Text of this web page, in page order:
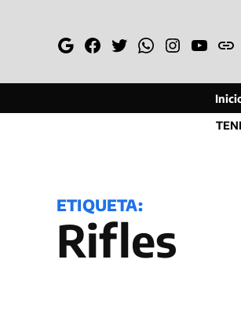
GoogleFacebook
TwitterWhatsapp
Instagram
ETIQUETA:
Rifles